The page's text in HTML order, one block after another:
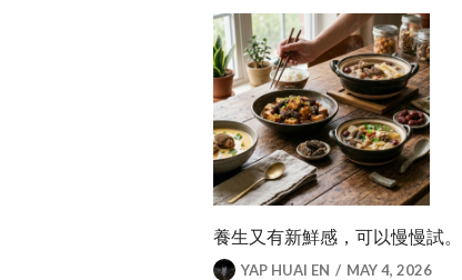
養生又有新鮮感，可以慢慢試。
YAP HUAI EN MAY 4, 2026